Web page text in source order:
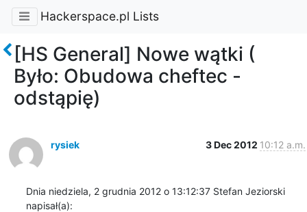
Hackerspace.pl Lists
[HS General] Nowe wątki (
Było: Obudowa cheftec -
odstąpię)
rysiek 3 Dec 2012 10:12 a.m.
Dnia niedziela, 2 grudnia 2012 o 13:12:37 Stefan Jeziorski
napisał(a):